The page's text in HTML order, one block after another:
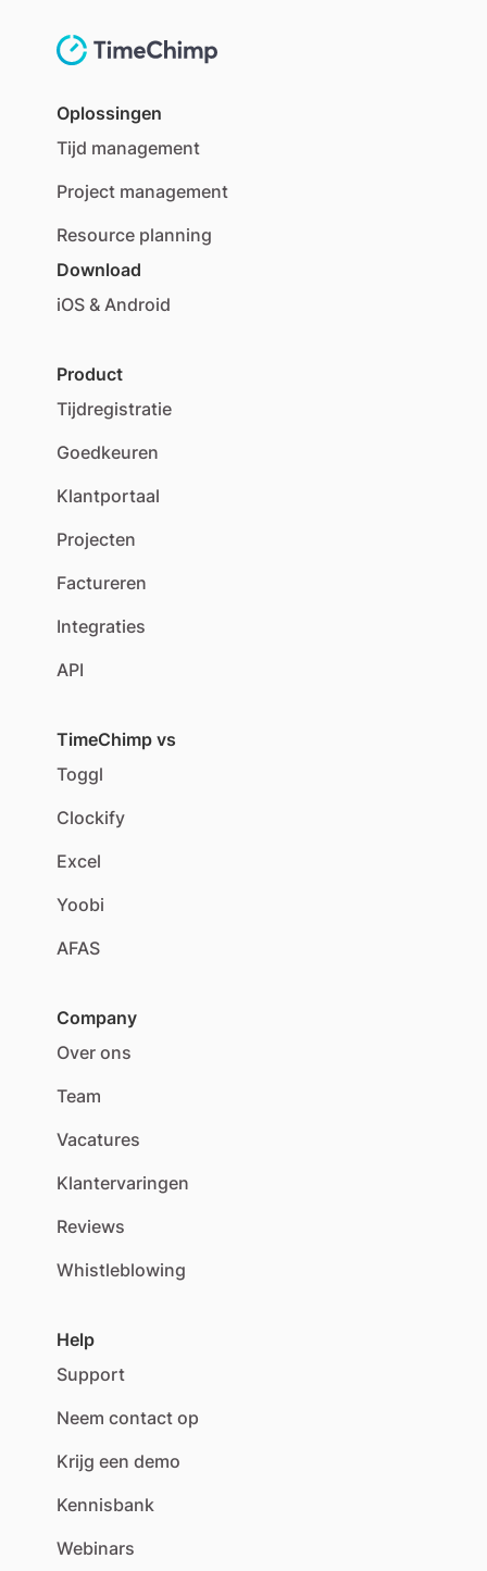
Oplossingen
Tijd management
Project management
Resource planning
Download
iOS & Android
Product
Tijdregistratie
Goedkeuren
Klantportaal
Projecten
Factureren
Integraties
API
TimeChimp vs
Toggl
Clockify
Excel
Yoobi
AFAS
Company
Over ons
Team
Vacatures
Klantervaringen
Reviews
Whistleblowing
Help
Support
Neem contact op
Krijg een demo
Kennisbank
Webinars